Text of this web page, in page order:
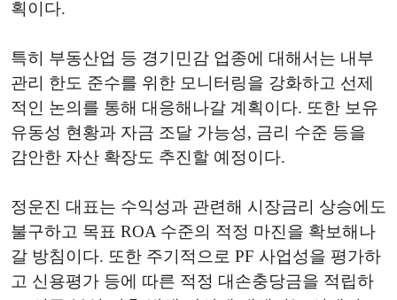
획이다.
특히 부동산업 등 경기민감 업종에 대해서는 내부
관리 한도 준수를 위한 모니터링을 강화하고 선제
적인 논의를 통해 대응해나갈 계획이다. 또한 보유
유동성 현황과 자금 조달 가능성, 금리 수준 등을
감안한 자산 확장도 추진할 예정이다.
정운진 대표는 수익성과 관련해 시장금리 상승에도
불구하고 목표 ROA 수준의 적정 마진을 확보해나
갈 방침이다. 또한 주기적으로 PF 사업성을 평가하
고 신용평가 등에 따른 적정 대손충당금을 적립하